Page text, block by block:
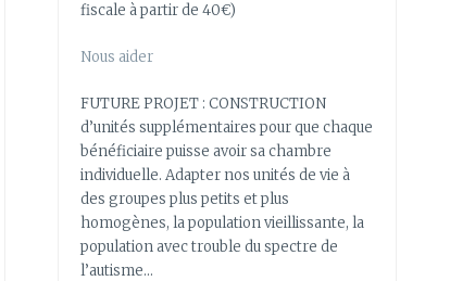
fiscale à partir de 40€)
Nous aider
FUTURE PROJET : CONSTRUCTION
d’unités supplémentaires pour que chaque
bénéficiaire puisse avoir sa chambre
individuelle. Adapter nos unités de vie à
des groupes plus petits et plus
homogènes, la population vieillissante, la
population avec trouble du spectre de
l’autisme…